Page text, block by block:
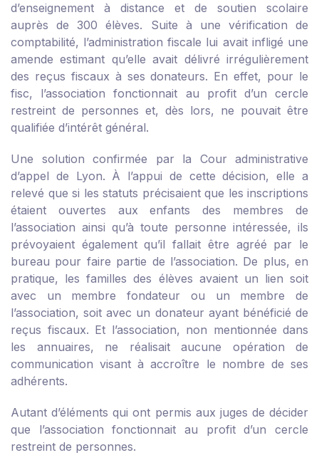
d’enseignement à distance et de soutien scolaire
auprès de 300 élèves. Suite à une vérification de
comptabilité, l’administration fiscale lui avait infligé une
amende estimant qu’elle avait délivré irrégulièrement
des reçus fiscaux à ses donateurs. En effet, pour le
fisc, l’association fonctionnait au profit d’un cercle
restreint de personnes et, dès lors, ne pouvait être
qualifiée d’intérêt général.
Une solution confirmée par la Cour administrative
d’appel de Lyon. À l’appui de cette décision, elle a
relevé que si les statuts précisaient que les inscriptions
étaient ouvertes aux enfants des membres de
l’association ainsi qu’à toute personne intéressée, ils
prévoyaient également qu’il fallait être agréé par le
bureau pour faire partie de l’association. De plus, en
pratique, les familles des élèves avaient un lien soit
avec un membre fondateur ou un membre de
l’association, soit avec un donateur ayant bénéficié de
reçus fiscaux. Et l’association, non mentionnée dans
les annuaires, ne réalisait aucune opération de
communication visant à accroître le nombre de ses
adhérents.
Autant d’éléments qui ont permis aux juges de décider
que l’association fonctionnait au profit d’un cercle
restreint de personnes.